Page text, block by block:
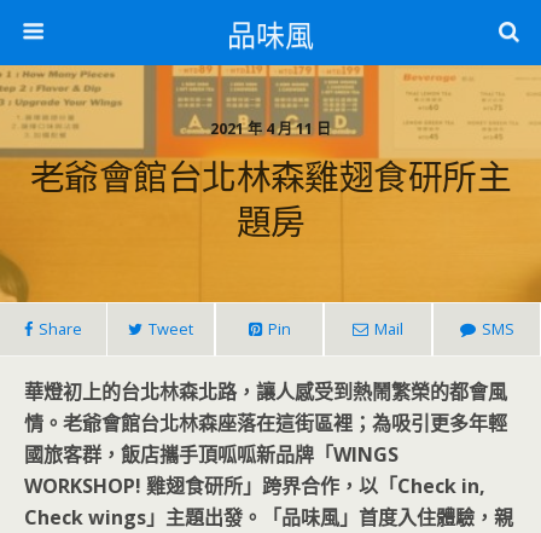
品味風
2021 年 4 月 11 日
老爺會館台北林森雞翅食研所主
題房
Share Tweet Pin Mail SMS
華燈初上的台北林森北路，讓人感受到熱鬧繁榮的都會風
情。老爺會館台北林森座落在這街區裡；為吸引更多年輕
國旅客群，飯店攜手頂呱呱新品牌「WINGS
WORKSHOP! 雞翅食研所」跨界合作，以「Check in,
Check wings」主題出發。「品味風」首度入住體驗，親